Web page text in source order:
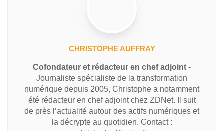
CHRISTOPHE AUFFRAY
Cofondateur et rédacteur en chef adjoint -
Journaliste spécialiste de la transformation
numérique depuis 2005, Christophe a notamment
été rédacteur en chef adjoint chez ZDNet. Il suit
de près l’actualité autour des actifs numériques et
la décrypte au quotidien. Contact :